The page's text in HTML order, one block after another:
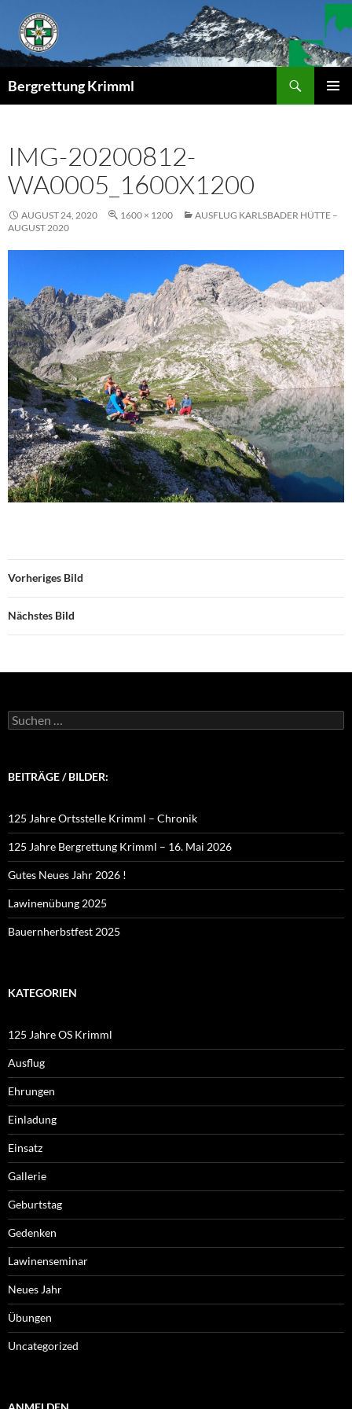
Inhalt
springen
Bergrettung Krimml
IMG-20200812-
WA0005_1600X1200
AUGUST 24, 2020 1600 × 1200
AUSFLUG KARLSBADER HÜTTE –
AUGUST 2020
Vorheriges Bild
Nächstes Bild
Suchen
nach:
BEITRÄGE / BILDER:
125 Jahre Ortsstelle Krimml – Chronik
125 Jahre Bergrettung Krimml – 16. Mai 2026
Gutes Neues Jahr 2026 !
Lawinenübung 2025
Bauernherbstfest 2025
KATEGORIEN
125 Jahre OS Krimml
Ausflug
Ehrungen
Einladung
Einsatz
Gallerie
Geburtstag
Gedenken
Lawinenseminar
Neues Jahr
Übungen
Uncategorized